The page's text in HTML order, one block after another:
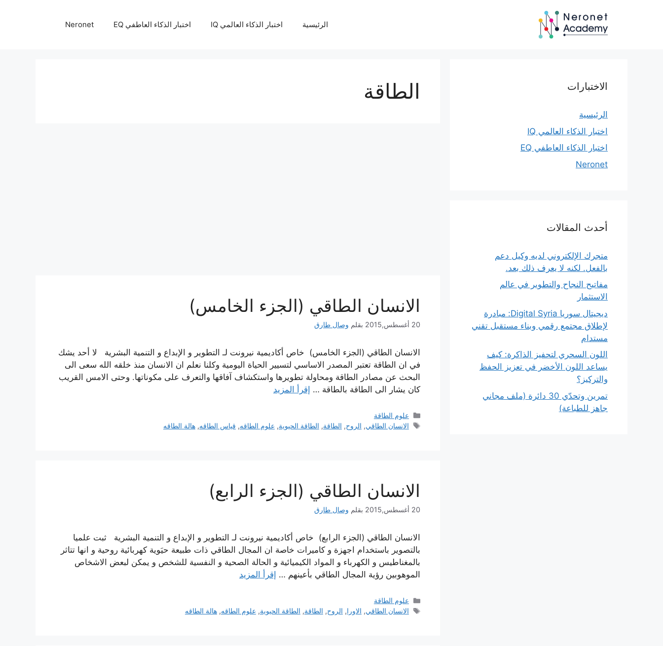
الرئيسية اختبار الذكاء العالمي IQ اختبار الذكاء العاطفي EQ Neronet
الطاقة
الانسان الطاقي (الجزء الخامس)
20 أغسطس,2015 بقلم وصال طارق
الانسان الطاقي (الجزء الخامس) خاص أكاديمية نيرونت لـ التطوير و الإبداع و التنمية البشرية لا أحد يشك
في ان الطاقة تعتبر المصدر الاساسي لتسيير الحياة اليومية وكلنا نعلم ان الانسان منذ خلقه الله سعى الى
البحث عن مصادر الطاقة ومحاولة تطويرها واستكشاف آفاقها والتعرف على مكوناتها. وحتى الامس القريب
كان يشار الى الطاقة بالطاقة … إقرأ المزيد
التصنيفات
علوم الطاقة
الوسوم
الانسان الطاقي, الروح, الطاقة, الطاقة الحيوية, علوم الطاقه, قياس الطاقه,هالة الطاقه
الانسان الطاقي (الجزء الرابع)
20 أغسطس,2015 بقلم وصال طارق
الانسان الطاقي (الجزء الرابع) خاص أكاديمية نيرونت لـ التطوير و الإبداع و التنمية البشرية ثبت علميا
بالتصوير باستخدام اجهزة و كاميرات خاصة ان المجال الطاقي ذات طبيعة حيَوية كهربائية روحية و انها تتاثر
بالمغناطيس و الكهرباء و المواد الكيميائية و الحالة الصحية و النفسية للشخص و يمكن لبعض الاشخاص
الموهوبين رؤية المجال الطاقي بأعينهم … إقرأ المزيد
التصنيفات
علوم الطاقة
الوسوم
الانسان الطاقي, الاورا, الروح, الطاقة, الطاقة الحيوية, علوم الطاقه,هالة الطاقه
الاختبارات
الرئيسية
اختبار الذكاء العالمي IQ
اختبار الذكاء العاطفي EQ
Neronet
أحدث المقالات
متجرك الإلكتروني لديه وكيل دعم
بالفعل. لكنه لا يعرف ذلك بعد.
مفاتيح النجاح والتطوير في عالم
الاستثمار
ديجيتال سوريا Digital Syria: مبادرة
لإطلاق مجتمع رقمي وبناء مستقبل تقني
مستدام
اللون السحري لتحفيز الذاكرة: كيف
يساعد اللون الأخضر في تعزيز الحفظ
والتركيز؟
تمرين وتحدّي 30 دائرة (ملف مجاني
جاهز للطباعة)